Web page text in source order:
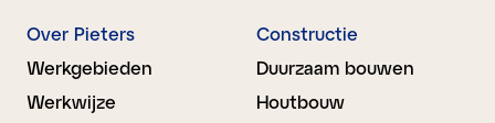
Over Pieters
Werkgebieden
Werkwijze
Constructie
Duurzaam bouwen
Houtbouw